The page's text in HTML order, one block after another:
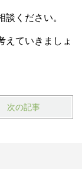
ください。
えていきましょ
次の記事